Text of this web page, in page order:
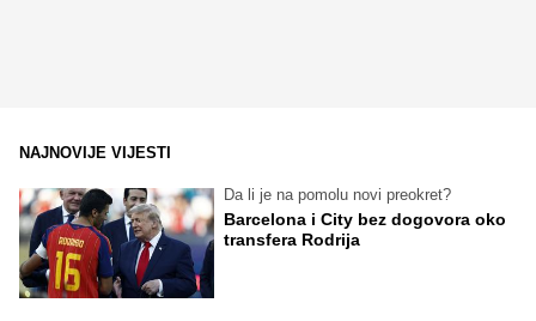
NAJNOVIJE VIJESTI
Da li je na pomolu novi preokret?
Barcelona i City bez dogovora oko
transfera Rodrija